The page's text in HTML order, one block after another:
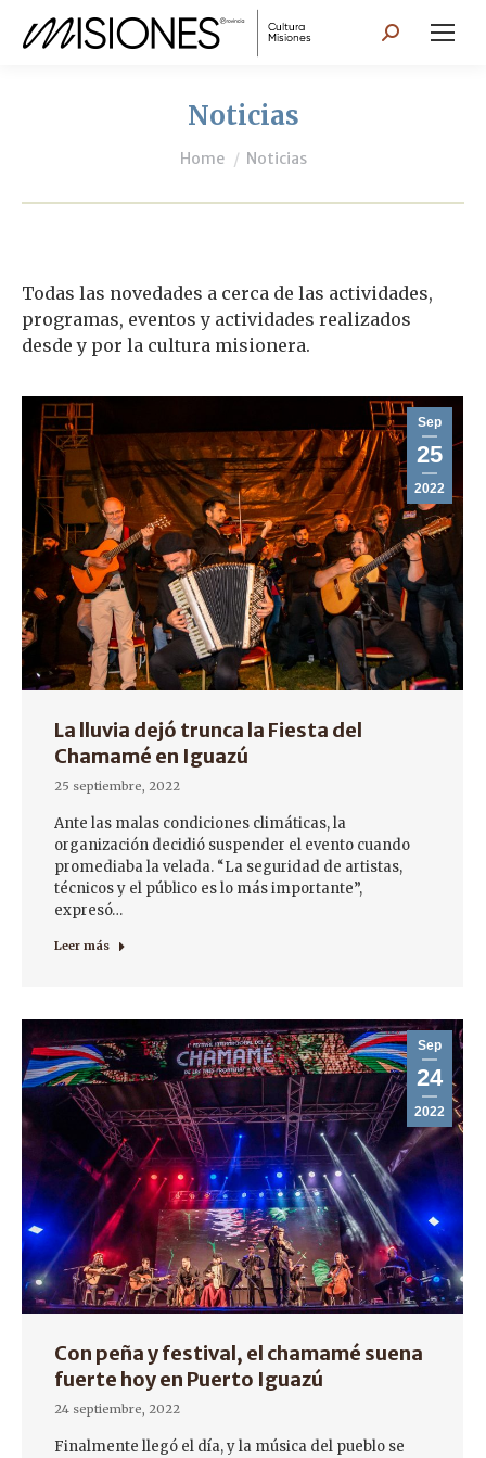
Search:
Noticias
You are here:
Home Noticias
Todas las novedades a cerca de las actividades,
programas, eventos y actividades realizados
desde y por la cultura misionera.
Sep
25
2022
La lluvia dejó trunca la Fiesta del
Chamamé en Iguazú
25 septiembre, 2022
Ante las malas condiciones climáticas, la
organización decidió suspender el evento cuando
promediaba la velada. “La seguridad de artistas,
técnicos y el público es lo más importante”,
expresó…
Leer más
Sep
24
2022
Con peña y festival, el chamamé suena
fuerte hoy en Puerto Iguazú
24 septiembre, 2022
Finalmente llegó el día, y la música del pueblo se